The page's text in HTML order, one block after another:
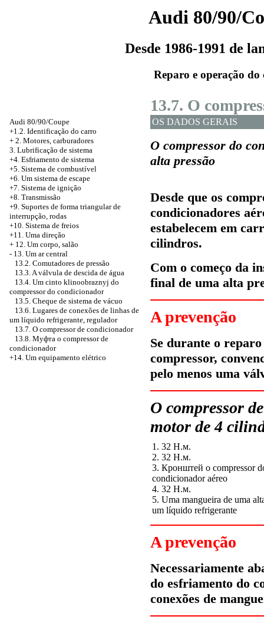
Audi 80/90/
Desde 1986-1991 de
Reparo e operação do
Audi 80/90/Coupe
+1.2. Identificação do carro
+ 2. Motores, carburadores
3. Lubrificação de sistema
+4. Esfriamento de sistema
+5. Sistema de combustível
+6. Um sistema de escape
+7. Sistema de ignição
+8. Transmissão
+9. Suportes de forma triangular de
interrupção, rodas
+10. Sistema de freios
+11. Uma direção
+ 12. Um corpo, salão
- 13. Um ar central
13.2. Comutadores de pressão
13.3. A válvula de descida de água
13.4. Um cinto klinoobraznyj do
compressor do condicionador
13.5. Cheque de sistema de vácuo
13.6. Lugares de conexões de linhas de
um líquido refrigerante, regulador
13.7. O compressor de condicionador
13.8. Муфта o compressor de
condicionador
+14. Um equipamento elétrico
13.7. O
OS DADOS GERAIS
O compressor do
alta pressão
Desde que os
condicionadores
estabelecem em
cilindros.
Com o começo da
final de uma alta
A prevenção
Se durante o
compressor,
pelo menos uma
O compressor
motor de 4
1. 32 Н.м.
2. 32 Н.м.
3. Кронштей o compressor
condicionador aéreo
4. 32 Н.м.
5. Uma mangueira de uma
um líquido refrigerante
A prevenção
Necessariamente
do esfriamento do
conexões de